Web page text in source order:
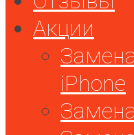
Акции
iPhone